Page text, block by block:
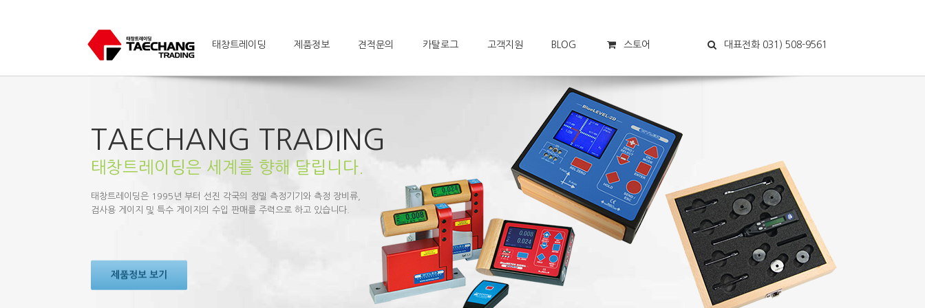
태창트레이딩 제품정보 견적문의 카탈로그 고객지원 BLOG 스토어 대표전화 031) 508-9561
TAECHANG TRADING
태창트레이딩은 세계를 향해 달립니다.
태창트레이딩은 1995년 부터 선진 각국의 정밀 측정기기와 측정 장비류,
검사용 게이지 및 특수 게이지의 수입 판매를 주력으로 하고 있습니다.
제품정보 보기